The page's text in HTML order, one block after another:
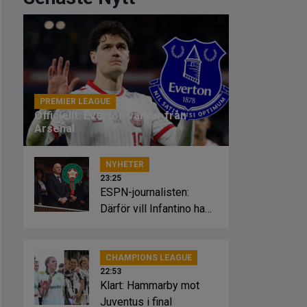
PREMIER LEAGUE
Officiellt: Everton värvar från
Arsenal
NYHETER
23:25
ESPN-journalisten:
Därför vill Infantino ha
CHAMPIONS LEAGUE
22:53
Klart: Hammarby mot
Juventus i final